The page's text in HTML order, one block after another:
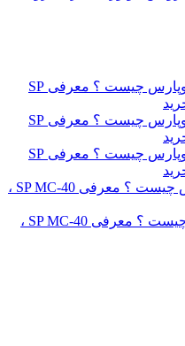
مینی لودر سنوپارس چیست ؟ معرفی SP
مینی لودر سنوپارس چیست ؟ معرفی SP
مینی لودر سنوپارس چیست ؟ معرفی SP
مینی لودر سنوپارس چیست ؟ معرفی SP MC-40 ،
مینی لودر سنوپارس چیست ؟ معرفی SP MC-40 ،